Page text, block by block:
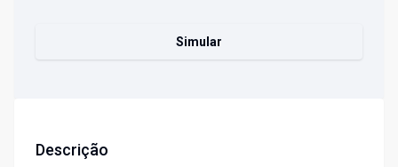
Simular
Descrição